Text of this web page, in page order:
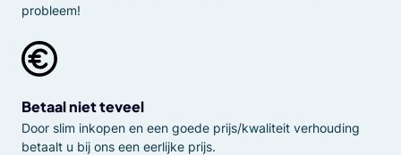
probleem!
Betaal niet teveel
Door slim inkopen en een goede prijs/kwaliteit verhouding
betaalt u bij ons een eerlijke prijs.